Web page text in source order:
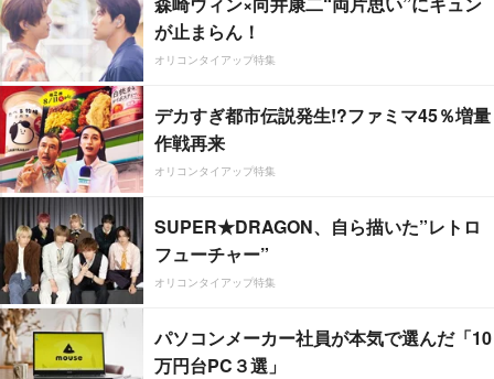
が止まらん！
オリコンタイアップ特集
デカすぎ都市伝説発生!?ファミマ45％増量
作戦再来
オリコンタイアップ特集
SUPER★DRAGON、自ら描いた”レトロ
フューチャー”
オリコンタイアップ特集
パソコンメーカー社員が本気で選んだ「10
万円台PC３選」